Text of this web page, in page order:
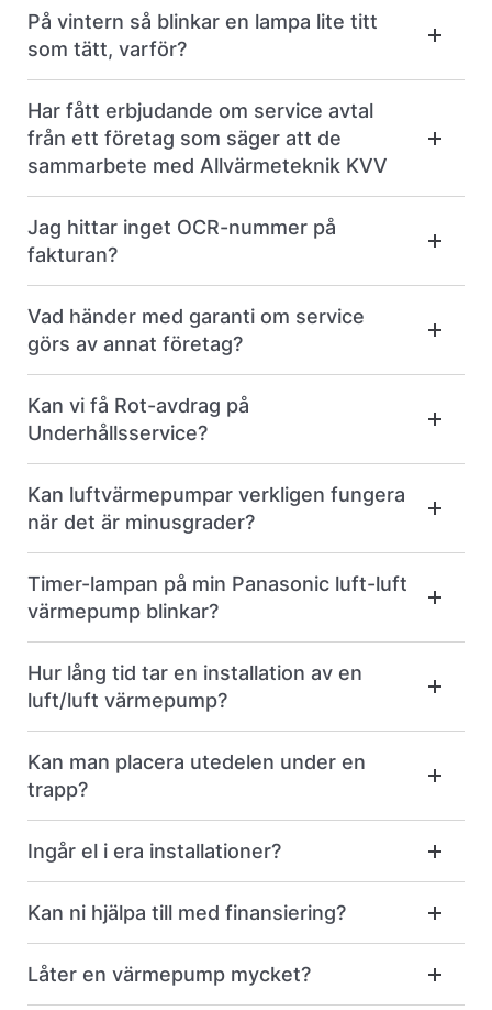
På vintern så blinkar en lampa lite titt
som tätt, varför?
Har fått erbjudande om service avtal
från ett företag som säger att de
sammarbete med Allvärmeteknik KVV
Jag hittar inget OCR-nummer på
fakturan?
Vad händer med garanti om service
görs av annat företag?
Kan vi få Rot-avdrag på
Underhållsservice?
Kan luftvärmepumpar verkligen fungera
när det är minusgrader?
Timer-lampan på min Panasonic luft-luft
värmepump blinkar?
Hur lång tid tar en installation av en
luft/luft värmepump?
Kan man placera utedelen under en
trapp?
Ingår el i era installationer?
Kan ni hjälpa till med finansiering?
Låter en värmepump mycket?